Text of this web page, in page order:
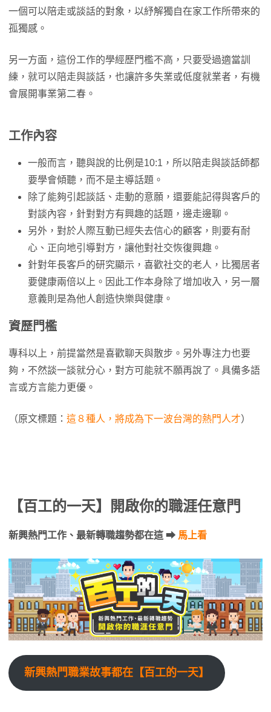
一個可以陪走或談話的對象，以紓解獨自在家工作所帶來的
孤獨感。
另一方面，這份工作的學經歷門檻不高，只要受過適當訓
練，就可以陪走與談話，也讓許多失業或低度就業者，有機
會展開事業第二春。
工作內容
一般而言，聽與說的比例是10:1，所以陪走與談話師都
要學會傾聽，而不是主導話題。
除了能夠引起談話、走動的意願，還要能記得與客戶的
對談內容，針對對方有興趣的話題，邊走邊聊。
另外，對於人際互動已經失去信心的顧客，則要有耐
心、正向地引導對方，讓他對社交恢復興趣。
針對年長客戶的研究顯示，喜歡社交的老人，比獨居者
要健康兩倍以上。因此工作本身除了增加收入，另一層
意義則是為他人創造快樂與健康。
資歷門檻
專科以上，前提當然是喜歡聊天與散步。另外專注力也要
夠，不然談一談就分心，對方可能就不願再說了。具備多語
言或方言能力更優。
（原文標題： 這８種人，將成為下一波台灣的熱門人才）
【百工的一天】開啟你的職涯任意門
新興熱門工作、最新轉職趨勢都在這 ⮕ 馬上看
新興熱門職業故事都在【百工的一天】